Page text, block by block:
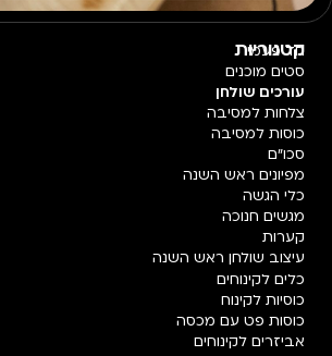
קטגוריות
חד פעמי
סטים מוכנים
עורכים שולחן
צלחות למסיבה
כוסות למסיבה
סכו"ם
מפיונים ראש השנה
כלי הגשה
מגשים חנוכה
קערות
עיצוב שולחן ראש השנה
כלים לקינוחים
כוסיות לקינוח
כוסות פט עם מכסה
אביזרים לקינוחים